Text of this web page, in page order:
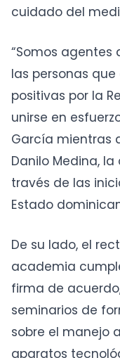
cuidado del
“Somos agentes
las personas
positivas por la
unirse en
García mientras
Danilo Medina,
través de las
Estado
De su lado, el
academia
firma de
seminarios de
sobre el manejo
aparatos